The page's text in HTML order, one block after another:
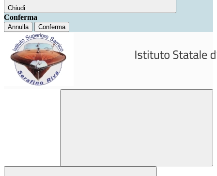
Chiudi
Conferma
Annulla Conferma